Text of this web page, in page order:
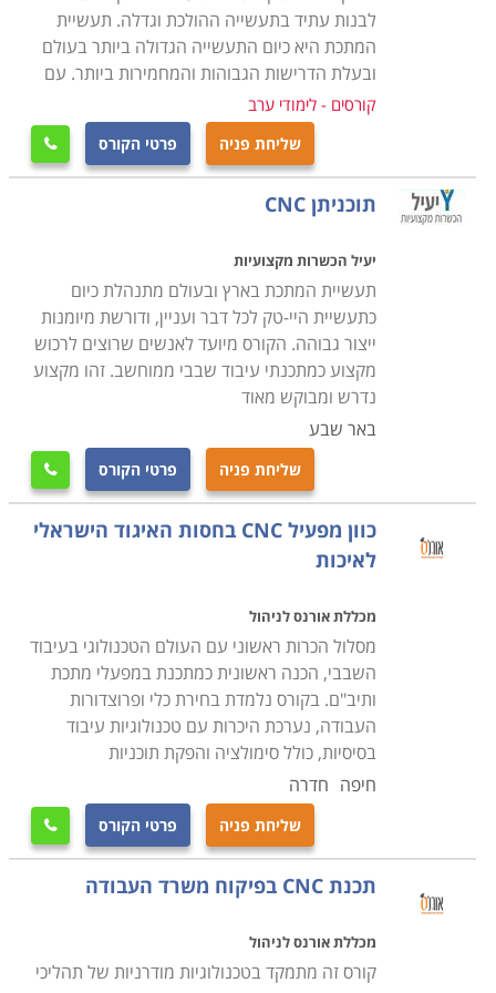
שניתן לתפעל בעזרתם.
במסגרת קורס CNC לומדים הסטודנטים את כל יסודות עולם
זה, לרבות היסטוריה, התפתחות הענף, תרומתו לעולם
העיבוד השבבי, ההבדלים בין עולם זה ובין שיטות ואמצעי
עיבוד שבבי אחרים וכדומה. כמו כן, במהלך הקורס מתנסים
הסטודנטים בתכנון, עיצוב, בניית וחריטת דגמים על מכונות
אמיתיות על מנת להעניק להם את התחושה והמוכנות לצאת
אל שוק העבודה ולממש את הידע שספגו במהלך הקורס.
למי מתאימים הלימודים
הלימודים בקורס CNC נחלקים לשתי רמות מרכזיות:
למתחילים ולמתקדמים. הראשון מיועד בעיקר עבור
סטודנטים העושים את צעדיהם הראשונים בעולם העיבוד
השבבי, ואין להם ניסיון קודם של עבודה בתחום זה. הקורס
למתקדמים מיועד עבור אנשים המגיעים מהתעשייה עצמה,
במטרה להעשיר את ידיעותיהם בתחום, ולהשלים את הידע
הנדרש להם על מנת להפעיל מכונות במסגרת עבודתם.
לבנות עתיד בתעשייה ההולכת וגדלה. תעשיית
המתכת היא כיום התעשייה הגדולה ביותר בעולם
ובעלת הדרישות הגבוהות והמחמירות ביותר. עם
קורסים - לימודי ערב
שליחת פניה פרטי הקורס 
תוכניתן CNC
יעיל הכשרות מקצועיות
תעשיית המתכת בארץ ובעולם מתנהלת כיום
כתעשיית היי-טק לכל דבר ועניין, ודורשת מיומנות
ייצור גבוהה. הקורס מיועד לאנשים שרוצים לרכוש
מקצוע כמתכנתי עיבוד שבבי ממוחשב. זהו מקצוע
נדרש ומבוקש מאוד
באר שבע
שליחת פניה פרטי הקורס 
כוון מפעיל CNC בחסות האיגוד הישראלי
לאיכות
מכללת אורנס לניהול
מסלול הכרות ראשוני עם העולם הטכנולוגי בעיבוד
השבבי, הכנה ראשונית כמתכנת במפעלי מתכת
ותיב"ם. בקורס נלמדת בחירת כלי ופרוצדורות
העבודה, נערכת היכרות עם טכנולוגיות עיבוד
בסיסיות, כולל סימולציה והפקת תוכניות
חיפה חדרה
שליחת פניה פרטי הקורס 
תכנת CNC בפיקוח משרד העבודה
מכללת אורנס לניהול
קורס זה מתמקד בטכנולוגיות מודרניות של תהליכי